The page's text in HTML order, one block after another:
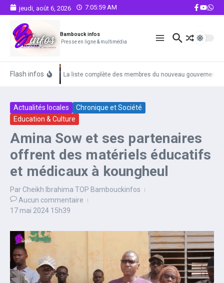
Aller au contenu
jeudi, août 6, 2026 7:05:59 AM
Bambouck infos
Presse en ligne & multimédia
Flash infos La liste complète des membres du nouveau gouvernement
Actualités locales
Chronique et Société
Education & Culture
Amina Sow et ses partenaires
offrent des matériels éducatifs
et médicaux à koungheul
Par Cheikh Ibrahima TOP Bambouckinfos
Aucun commentaire
17 mai 2024 15h39